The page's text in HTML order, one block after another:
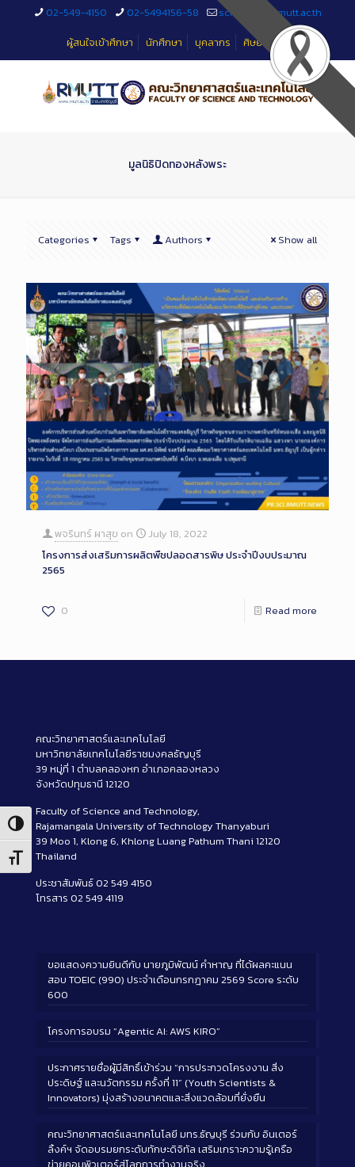
Toggle High Contrast
Toggle Font size
02-549-4150 02-5494156-58
sciteched@rmutt.ac.th
ผู้สนใจเข้าศึกษา
นักศึกษา บุคลากร ศิษย์เก่า
มูลนิธิปิดทองหลังพระ
Categories Tags Authors Show all
พจรินทร์ ผาสุข on
July 18, 2022
โครงการส่งเสริมการผลิตพืชปลอดสารพิษ ประจำปีงบประมาณ
2565
0 Read more
คณะวิทยาศาสตร์และเทคโนโลยี
มหาวิทยาลัยเทคโนโลยีราชมงคลธัญบุรี
39 หมู่ที่ 1 ตำบลคลองหก อำเภอคลองหลวง
จังหวัดปทุมธานี 12120
Faculty of Science and Technology,
Rajamangala University of Technology Thanyaburi
39 Moo 1, Klong 6, Khlong Luang Pathum Thani 12120
Thailand
ประชาสัมพันธ์ 02 549 4150
โทรสาร 02 549 4119
ขอแสดงความยินดีกับ นายภูมิพัฒน์ คำหาญ ที่ได้ผลคะแนน
สอบ TOEIC (990) ประจำเดือนกรกฎาคม 2569 Score ระดับ
600
โครงการอบรม “Agentic AI: AWS KIRO”
ประกาศรายชื่อผู้มีสิทธิ์เข้าร่วม “การประกวดโครงงาน สิ่ง
ประดิษฐ์ และนวัตกรรม ครั้งที่ 11” (Youth Scientists &
Innovators) มุ่งสร้างอนาคตและสิ่งแวดล้อมที่ยั่งยืน
คณะวิทยาศาสตร์และเทคโนโลยี มทร.ธัญบุรี ร่วมกับ อินเตอร์
ลิ้งค์ฯ จัดอบรมยกระดับทักษะดิจิทัล เสริมเกราะความรู้เครือ
ข่ายคอมพิวเตอร์สู่โลกการทำงานจริง